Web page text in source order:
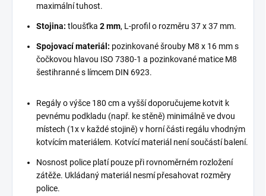
maximální tuhost.
Stojina: tloušťka 2 mm, L-profil o rozměru 37 x 37 mm.
Spojovací materiál: pozinkované šrouby M8 x 16 mm s
čočkovou hlavou ISO 7380-1 a pozinkované matice M8
šestihranné s límcem DIN 6923.
Regály o výšce 180 cm a vyšší doporučujeme kotvit k
pevnému podkladu (např. ke stěně) minimálně ve dvou
místech (1x v každé stojině) v horní části regálu vhodným
kotvícím materiálem. Kotvící materiál není součástí balení.
Nosnost police platí pouze při rovnoměrném rozložení
zátěže. Ukládaný materiál nesmí přesahovat rozměry
police.